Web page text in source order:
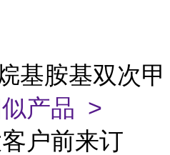
基胺基双次甲
产品 >
户前来订